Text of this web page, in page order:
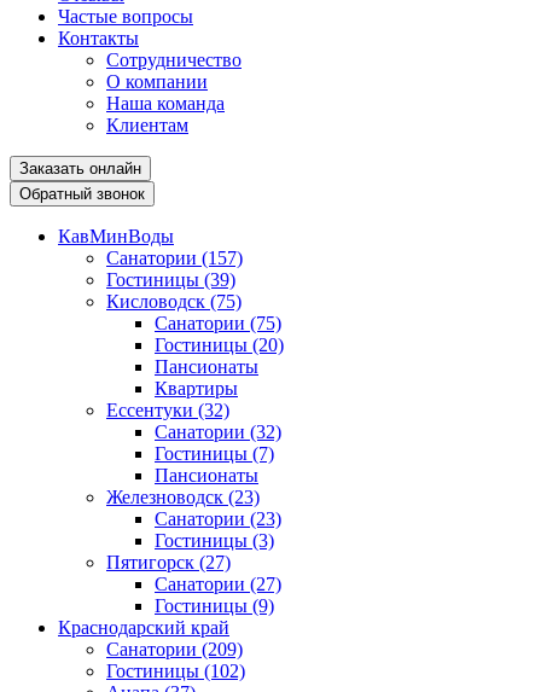
Частые вопросы
Контакты
Сотрудничество
О компании
Наша команда
Клиентам
Заказать онлайн
Обратный звонок
КавМинВоды
Санатории (157)
Гостиницы (39)
Кисловодск (75)
Санатории (75)
Гостиницы (20)
Пансионаты
Квартиры
Ессентуки (32)
Санатории (32)
Гостиницы (7)
Пансионаты
Железноводск (23)
Санатории (23)
Гостиницы (3)
Пятигорск (27)
Санатории (27)
Гостиницы (9)
Краснодарский край
Санатории (209)
Гостиницы (102)